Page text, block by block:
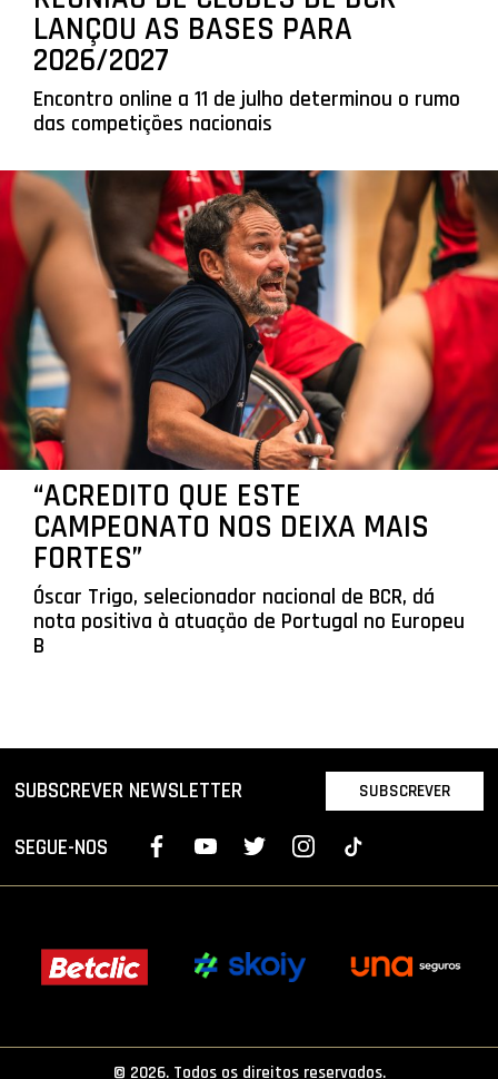
LANÇOU AS BASES PARA
2026/2027
Encontro online a 11 de julho determinou o rumo
das competições nacionais
“ACREDITO QUE ESTE
CAMPEONATO NOS DEIXA MAIS
FORTES”
Óscar Trigo, selecionador nacional de BCR, dá
nota positiva à atuação de Portugal no Europeu
B
SUBSCREVER NEWSLETTER SUBSCREVER
SEGUE-NOS
© 2026. Todos os direitos reservados.